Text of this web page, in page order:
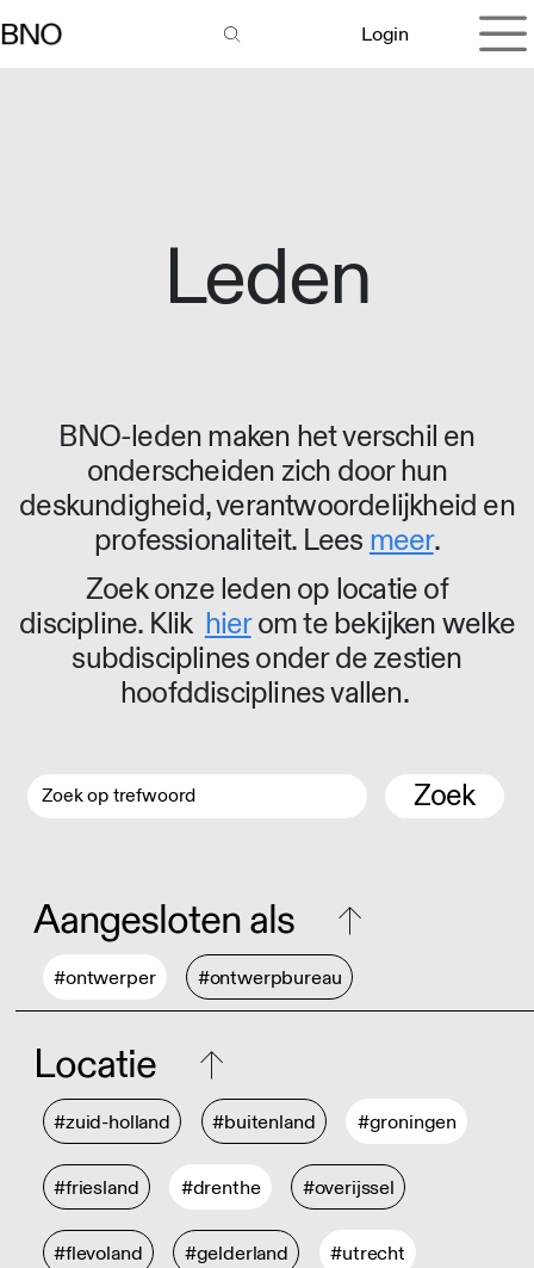
Login
Leden
BNO-leden maken het verschil en
onderscheiden zich door hun
deskundigheid, verantwoordelijkheid en
professionaliteit. Lees meer.
Zoek onze leden op locatie of
discipline. Klik hierom te bekijken welke
subdisciplines onder de zestien
hoofddisciplines vallen.
Zoek
Aangesloten als
#ontwerper #ontwerpbureau
Locatie
#zuid-holland #buitenland #groningen
#friesland #drenthe #overijssel
#flevoland #gelderland #utrecht